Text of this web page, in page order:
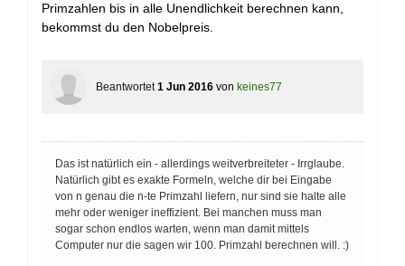
Primzahlen bis in alle Unendlichkeit berechnen kann,
bekommst du den Nobelpreis.
Beantwortet 1 Jun 2016 von keines77
Das ist natürlich ein - allerdings weitverbreiteter - Irrglaube.
Natürlich gibt es exakte Formeln, welche dir bei Eingabe
von n genau die n-te Primzahl liefern, nur sind sie halte alle
mehr oder weniger ineffizient. Bei manchen muss man
sogar schon endlos warten, wenn man damit mittels
Computer nur die sagen wir 100. Primzahl berechnen will. :)